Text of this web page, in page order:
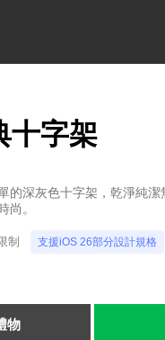
十字架
的深灰色十字架，乾淨純潔
尚。
制 支援iOS 26部分設計規格
物